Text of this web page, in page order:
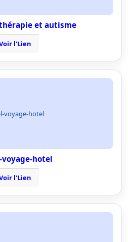
et autisme
l'Lien
voyage-hotel
hotel
l'Lien